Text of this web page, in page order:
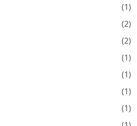
(1)
(2)
(2)
(1)
(1)
(1)
(1)